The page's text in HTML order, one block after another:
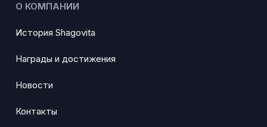
О КОМПАНИИ
История Shagovita
Награды и достижения
Новости
Контакты